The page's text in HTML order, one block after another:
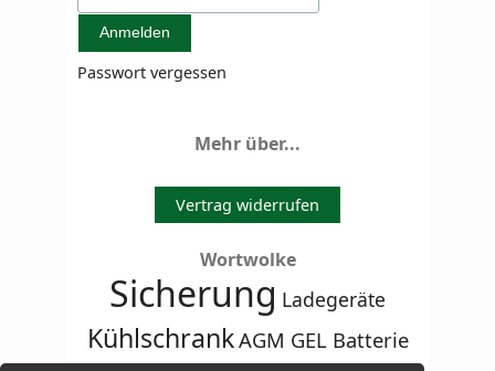
Passwort vergessen
Mehr über...
Vertrag widerrufen
Wortwolke
Sicherung Ladegeräte
KühlschrankAGM GEL Batterie